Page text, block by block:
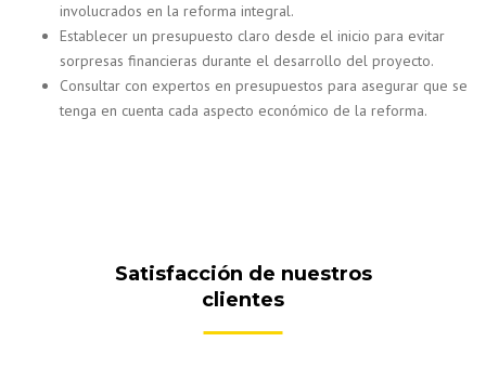
involucrados en la reforma integral.
Establecer un presupuesto claro desde el inicio para evitar
sorpresas financieras durante el desarrollo del proyecto.
Consultar con expertos en presupuestos para asegurar que se
tenga en cuenta cada aspecto económico de la reforma.
Satisfacción de nuestros
clientes